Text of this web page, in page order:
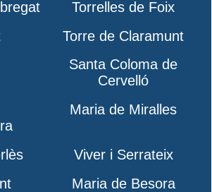
Torrelles de Foix
Torre de Claramunt
Santa Coloma de
Cervelló
Maria de Miralles
Viver i Serrateix
Maria de Besora